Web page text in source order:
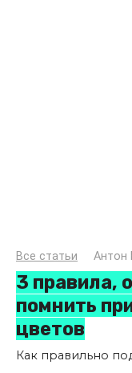
Все статьи Антон
3 правила,
помнить
цветов
Как правильно